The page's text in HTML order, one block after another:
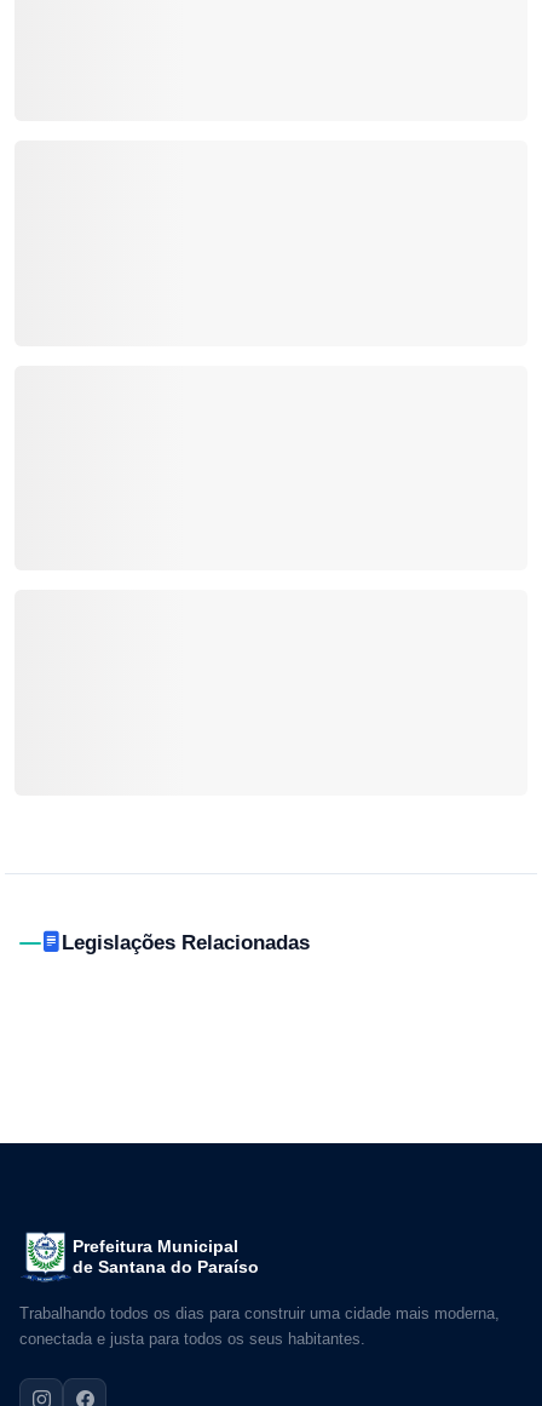
Legislações Relacionadas
Prefeitura Municipal
de Santana do Paraíso
Trabalhando todos os dias para construir uma cidade mais moderna,
conectada e justa para todos os seus habitantes.